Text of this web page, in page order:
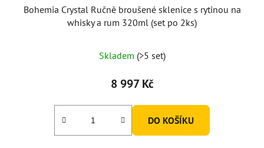
Bohemia Crystal Ručně broušené sklenice s rytinou na
whisky a rum 320ml (set po 2ks)
Skladem (>5 set)
8 997 Kč
DO KOŠÍKU